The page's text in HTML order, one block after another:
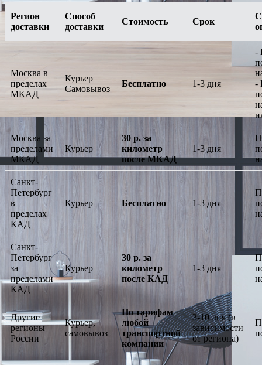
Регион
доставки
Способ
доставки
Стоимость Срок
Москва в
пределах
МКАД
Курьер
Самовывоз
Бесплатно 1-3 дня
-
-
Москва за
пределами
МКАД
Курьер
30 р. за
километр
после МКАД
1-3 дня
Санкт-
Петербург
в
пределах
КАД
Курьер Бесплатно 1-3 дня
Санкт-
Петербург
за
пределами
КАД
Курьер
30 р. за
километр
после КАД
1-3 дня
Другие
регионы
России
Курьер,
самовывоз
По тарифам
любой
транспортной
компании
3-10 дня (в
зависимости
от региона)